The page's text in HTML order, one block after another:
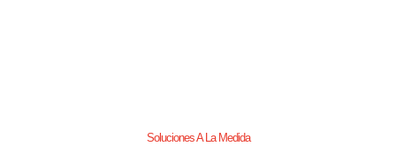
Soluciones A La Medida